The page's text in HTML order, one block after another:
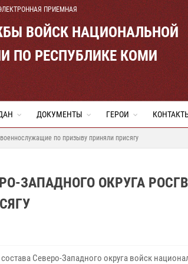
ПРИЕМНАЯ
ВОЙСК НАЦИОНАЛЬНОЙ
ПО РЕСПУБЛИКЕ КОМИ
ДОКУМЕНТЫ ГЕРОИ
по призыву приняли присягу
ЗАПАДНОГО ОКРУГА
Северо-Западного округа войск